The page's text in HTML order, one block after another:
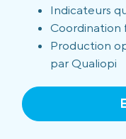
Indicateurs
Coordination
Production
par Qualiopi